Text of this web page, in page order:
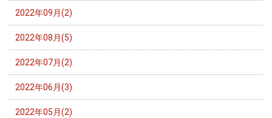
2022年09月(2)
2022年08月(5)
2022年07月(2)
2022年06月(3)
2022年05月(2)